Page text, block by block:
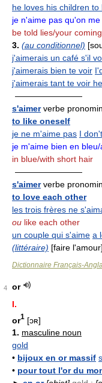
he loves his children
je n'aime pas qu'on
be told lies/your
3. (au conditionnel)
j'aimerais un café s'il
j'aimerais bien te voir
j'aimerais tant te voir
————————
s'aimerverbe
to like oneself
je ne m'aime pas I
je m'aime bien en
in blue/with short hair
————————
s'aimerverbe
to love each other
les trois frères ne
ou like each other
un couple qui s'aime a
(littéraire) [faire l'amour]
Dictionnaire Français-
4
or
I.
or1 [ɔʀ]
1. masculine noun
gold
• bijoux en or massif
• pour tout l'or du